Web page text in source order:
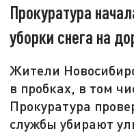
Прокуратура
уборки снега на
Жители
в пробках, в том
Прокуратура
службы убирают